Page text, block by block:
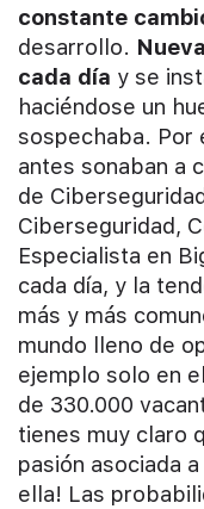
constante
desarrollo.
cada día y se
haciéndose un
sospechaba. Por
antes sonaban a
de
Ciberseguridad,
Especialista en
cada día, y la
más y más
mundo lleno de
ejemplo solo en
de 330.000
tienes muy claro
pasión asociada
ella! Las